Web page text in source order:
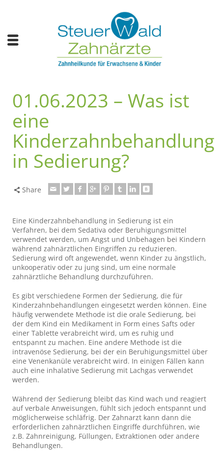
01.06.2023 – Was ist
eine
Kinderzahnbehandlung
in Sedierung?
Share
Eine Kinderzahnbehandlung in Sedierung ist ein
Verfahren, bei dem Sedativa oder Beruhigungsmittel
verwendet werden, um Angst und Unbehagen bei Kindern
während zahnärztlichen Eingriffen zu reduzieren.
Sedierung wird oft angewendet, wenn Kinder zu ängstlich,
unkooperativ oder zu jung sind, um eine normale
zahnärztliche Behandlung durchzuführen.
Es gibt verschiedene Formen der Sedierung, die für
Kinderzahnbehandlungen eingesetzt werden können. Eine
häufig verwendete Methode ist die orale Sedierung, bei
der dem Kind ein Medikament in Form eines Safts oder
einer Tablette verabreicht wird, um es ruhig und
entspannt zu machen. Eine andere Methode ist die
intravenöse Sedierung, bei der ein Beruhigungsmittel über
eine Venenkanüle verabreicht wird. In einigen Fällen kann
auch eine inhalative Sedierung mit Lachgas verwendet
werden.
Während der Sedierung bleibt das Kind wach und reagiert
auf verbale Anweisungen, fühlt sich jedoch entspannt und
möglicherweise schläfrig. Der Zahnarzt kann dann die
erforderlichen zahnärztlichen Eingriffe durchführen, wie
z.B. Zahnreinigung, Füllungen, Extraktionen oder andere
Behandlungen.